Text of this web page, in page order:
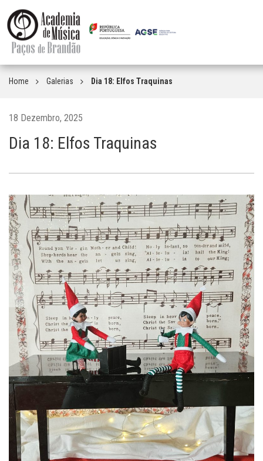
Home Galerias Dia 18: Elfos Traquinas
18 Dezembro, 2025
Dia 18: Elfos Traquinas